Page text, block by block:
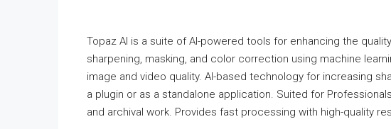
Topaz AI is a suite of AI-powered tools for enhancing the
sharpening, masking, and color correction using machine
image and video quality. AI-based technology for increasing
a plugin or as a standalone application. Suited for
and archival work. Provides fast processing with high-quality